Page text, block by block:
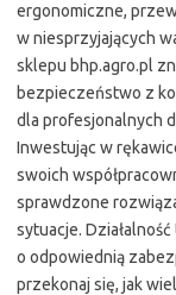
ergonomiczne,
w niesprzyjających
sklepu bhp.agro.pl
bezpieczeństwo z
dla profesjonalnych
Inwestując w
swoich
sprawdzone
sytuacje.
o odpowiednią
przekonaj się, jak